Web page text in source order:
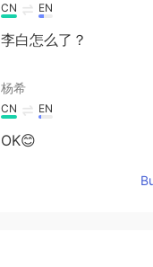
CN EN
李白怎么了？
杨希
CN EN
OK😊